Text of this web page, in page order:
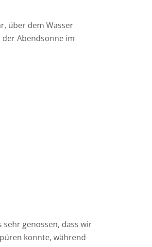
über dem Wasser
Abendsonne im
genossen, dass wir
konnte, während